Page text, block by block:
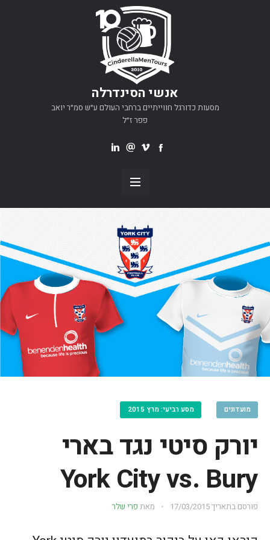
אנשי הסינדרלה
מסעות כדורגל חווייתיים ברחבי העולם ע״ש סמ״ר יואב
פפר ז״ל
מועדונים מסע רביעי: מרץ 2015
יורק סיטי נגד בארי
York City vs. Bury
פורסם בתאריך17/03/2015 מאת פרי שלר